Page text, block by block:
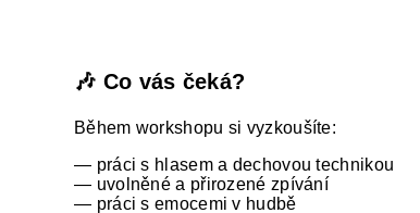
🎶 Co vás čeká?
Během workshopu si vyzkoušíte:
— práci s hlasem a dechovou technikou
— uvolněné a přirozené zpívání
— práci s emocemi v hudbě